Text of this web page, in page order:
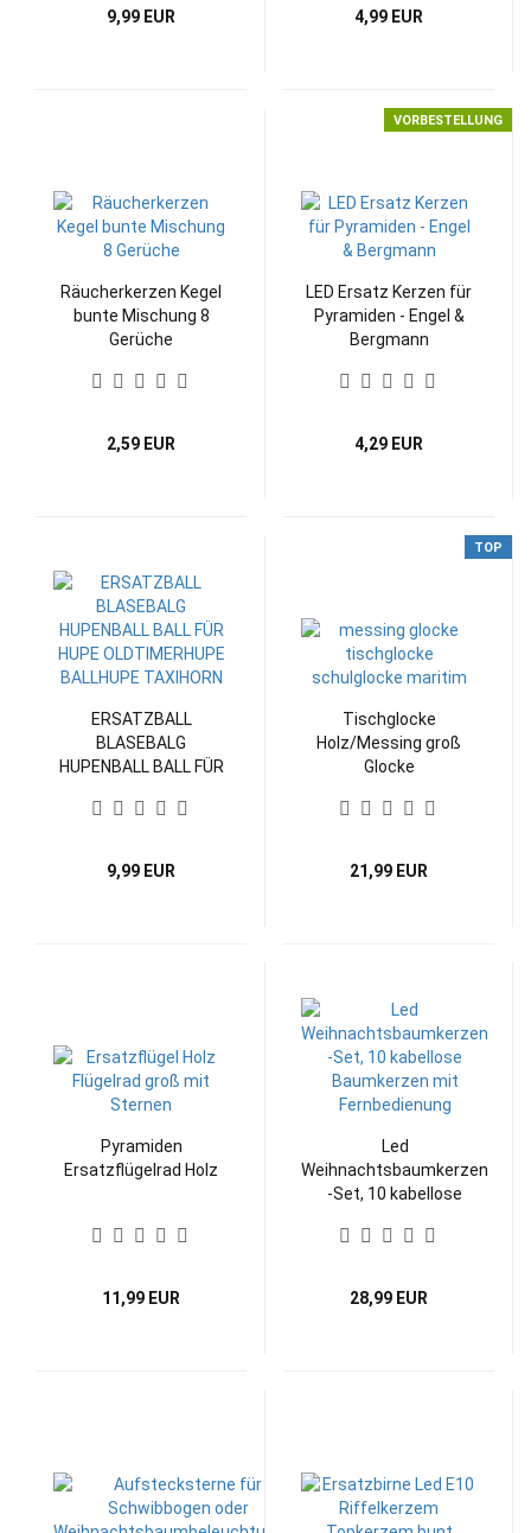
9,99 EUR 4,99 EUR
Räucherkerzen Kegel
bunte Mischung 8
Gerüche
2,59 EUR
VORBESTELLUNG
LED Ersatz Kerzen für
Pyramiden - Engel &
Bergmann
4,29 EUR
ERSATZBALL
BLASEBALG
HUPENBALL BALL FÜR
BALLHUPE TAXIHORN
9,99 EUR
TOP
Tischglocke
Holz/Messing groß
Glocke
21,99 EUR
Pyramiden
Ersatzflügelrad Holz
11,99 EUR
Led
Weihnachtsbaumkerzen
-Set, 10 kabellose
Fernbedienung
28,99 EUR